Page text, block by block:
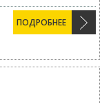
ПОДРОБНЕЕ